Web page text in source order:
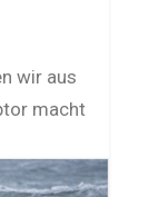
wir aus
macht